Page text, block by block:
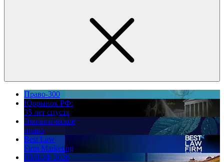
Право-300
Юррынок РФ:
35 лет спустя
Экологическое
право
Best Law
Firm Marketing
ПМЮФ 2026